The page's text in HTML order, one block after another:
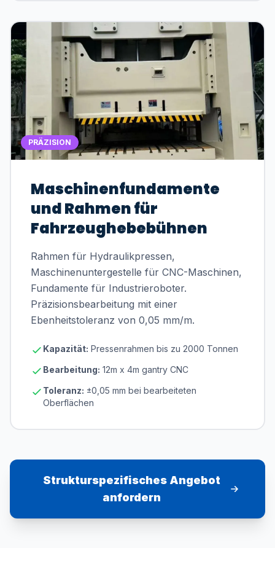
PRÄZISION
Maschinenfundamente
und Rahmen für
Fahrzeughebebühnen
Rahmen für Hydraulikpressen,
Maschinenuntergestelle für CNC-Maschinen,
Fundamente für Industrieroboter.
Präzisionsbearbeitung mit einer
Ebenheitstoleranz von 0,05 mm/m.
Kapazität: Pressenrahmen bis zu 2000 Tonnen
Bearbeitung: 12m x 4m gantry CNC
Toleranz: ±0,05 mm bei bearbeiteten
Oberflächen
Strukturspezifisches Angebot
anfordern